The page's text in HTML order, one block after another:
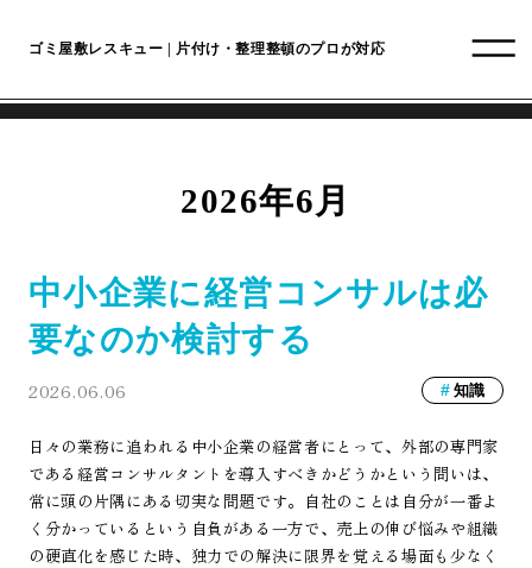
ゴミ屋敷レスキュー | 片付け・整理整頓のプロが対応
2026年6月
中小企業に経営コンサルは必
要なのか検討する
2026.06.06 知識
日々の業務に追われる中小企業の経営者にとって、外部の専門家
である経営コンサルタントを導入すべきかどうかという問いは、
常に頭の片隅にある切実な問題です。自社のことは自分が一番よ
く分かっているという自負がある一方で、売上の伸び悩みや組織
の硬直化を感じた時、独力での解決に限界を覚える場面も少なく